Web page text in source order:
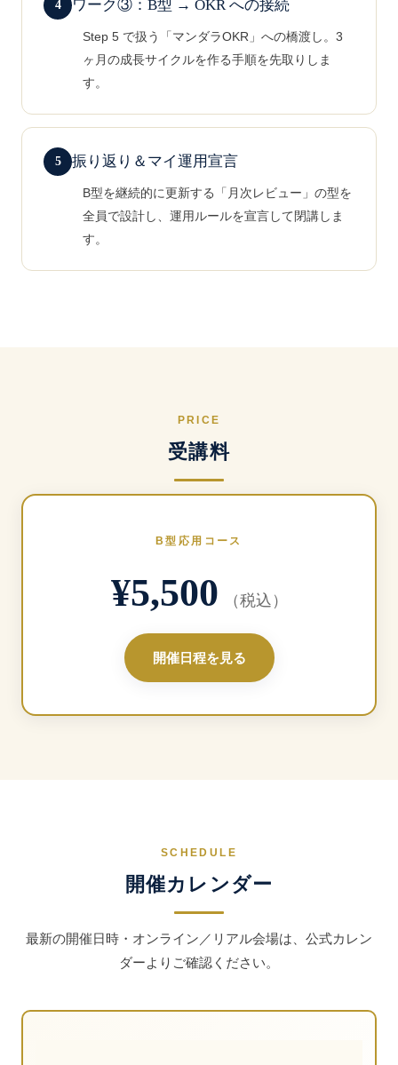
ワーク③：B型 → OKR への接続
Step 5 で扱う「マンダラOKR」への橋渡し。3
ヶ月の成長サイクルを作る手順を先取りしま
す。
振り返り＆マイ運用宣言
B型を継続的に更新する「月次レビュー」の型を
全員で設計し、運用ルールを宣言して閉講しま
す。
PRICE
受講料
B型応用コース
¥5,500 （税込）
開催日程を見る
SCHEDULE
開催カレンダー
最新の開催日時・オンライン／リアル会場は、公式カレン
ダーよりご確認ください。